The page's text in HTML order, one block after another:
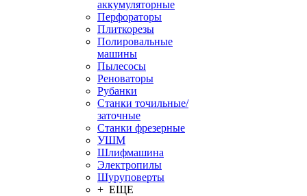
аккумуляторные
Перфораторы
Плиткорезы
Полировальные
машины
Пылесосы
Реноваторы
Рубанки
Станки точильные/
заточные
Станки фрезерные
УШМ
Шлифмашина
Электропилы
Шуруповерты
+ ЕЩЕ